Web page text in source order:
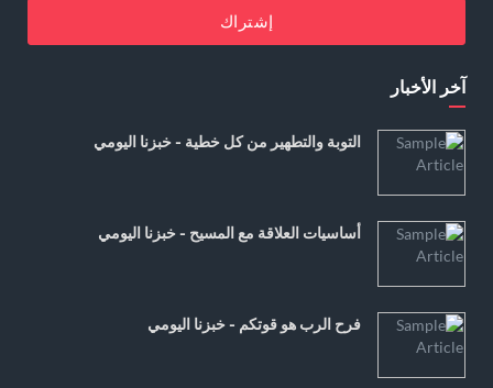
إشتراك
آخر الأخبار
التوبة والتطهير من كل خطية - خبزنا اليومي
أساسيات العلاقة مع المسيح - خبزنا اليومي
فرح الرب هو قوتكم - خبزنا اليومي